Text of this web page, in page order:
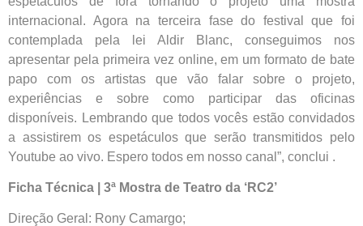
internacional. Agora na terceira fase do festival que foi
contemplada pela lei Aldir Blanc, conseguimos nos
apresentar pela primeira vez online, em um formato de bate
papo com os artistas que vão falar sobre o projeto,
experiências e sobre como participar das oficinas
disponíveis. Lembrando que todos vocês estão convidados
a assistirem os espetáculos que serão transmitidos pelo
Youtube ao vivo. Espero todos em nosso canal”, conclui .
Ficha Técnica | 3ª Mostra de Teatro da ‘RC2’
Direção Geral: Rony Camargo;